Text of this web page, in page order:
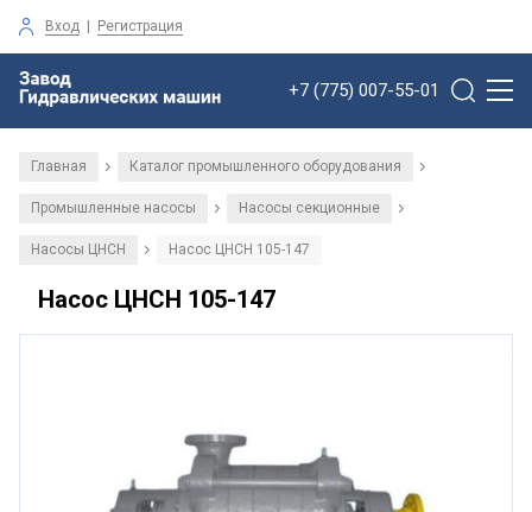
Вход | Регистрация
+7 (775) 007-55-01
Главная / Каталог промышленного оборудования /
Промышленные насосы / Насосы секционные /
Насосы ЦНСН / Насос ЦНСН 105-147
Насос ЦНСН 105-147